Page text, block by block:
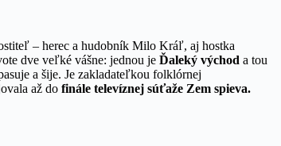
– herec a hudobník Milo Kráľ, aj hostka
dve veľké vášne: jednou je Ďaleký východ a tou
a šije. Je zakladateľkou folklórnej
až do finále televíznej súťaže Zem spieva.